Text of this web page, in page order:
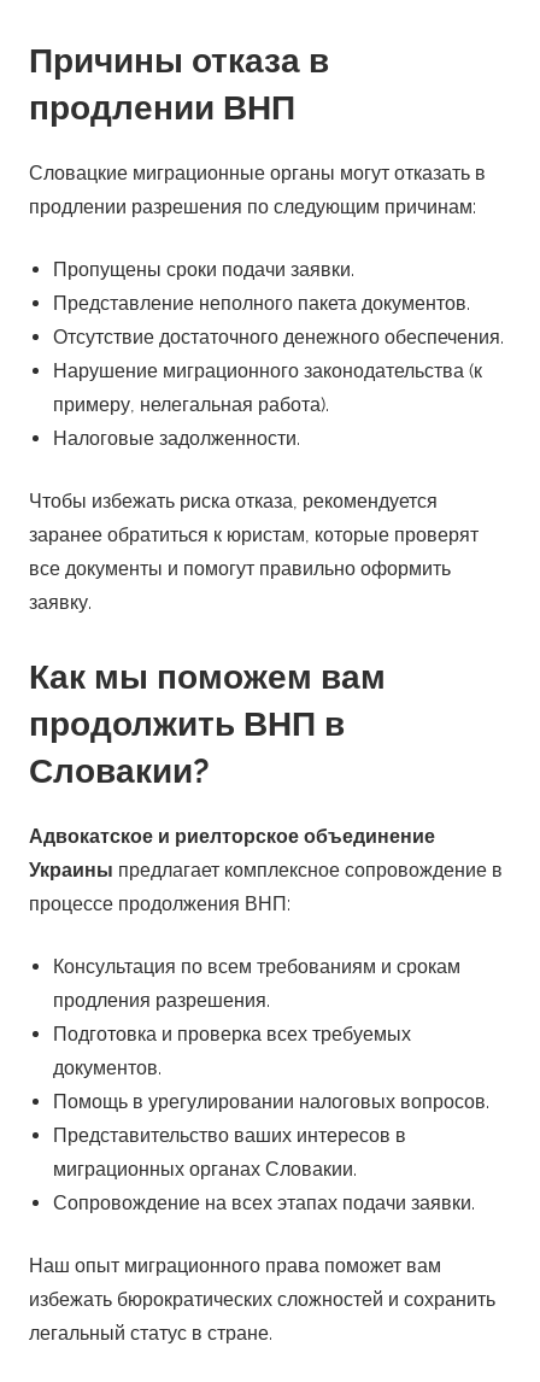
Причины отказа в
продлении ВНП
Словацкие миграционные органы могут отказать в
продлении разрешения по следующим причинам:
Пропущены сроки подачи заявки.
Представление неполного пакета документов.
Отсутствие достаточного денежного обеспечения.
Нарушение миграционного законодательства (к
примеру, нелегальная работа).
Налоговые задолженности.
Чтобы избежать риска отказа, рекомендуется
заранее обратиться к юристам, которые проверят
все документы и помогут правильно оформить
заявку.
Как мы поможем вам
продолжить ВНП в
Словакии?
Адвокатское и риелторское объединение
Украины предлагает комплексное сопровождение в
процессе продолжения ВНП:
Консультация по всем требованиям и срокам
продления разрешения.
Подготовка и проверка всех требуемых
документов.
Помощь в урегулировании налоговых вопросов.
Представительство ваших интересов в
миграционных органах Словакии.
Сопровождение на всех этапах подачи заявки.
Наш опыт миграционного права поможет вам
избежать бюрократических сложностей и сохранить
легальный статус в стране.